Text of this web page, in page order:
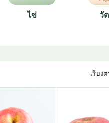
ไข่ วั
เรียง